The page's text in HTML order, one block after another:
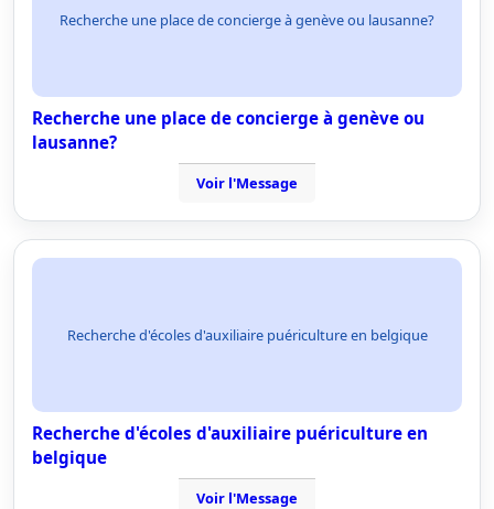
Recherche une place de concierge à genève ou lausanne?
Recherche une place de concierge à genève ou
lausanne?
Voir l'Message
Recherche d'écoles d'auxiliaire puériculture en belgique
Recherche d'écoles d'auxiliaire puériculture en
belgique
Voir l'Message